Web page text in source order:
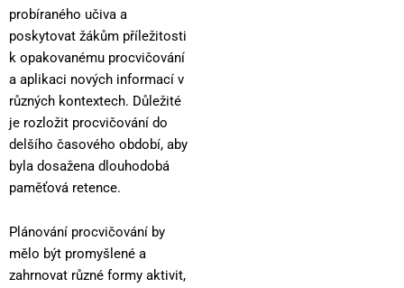
probíraného učiva a
poskytovat žákům příležitosti
k opakovanému procvičování
a aplikaci nových informací v
různých kontextech. Důležité
je rozložit procvičování do
delšího časového období, aby
byla dosažena dlouhodobá
paměťová retence.
Plánování procvičování by
mělo být promyšlené a
zahrnovat různé formy aktivit,